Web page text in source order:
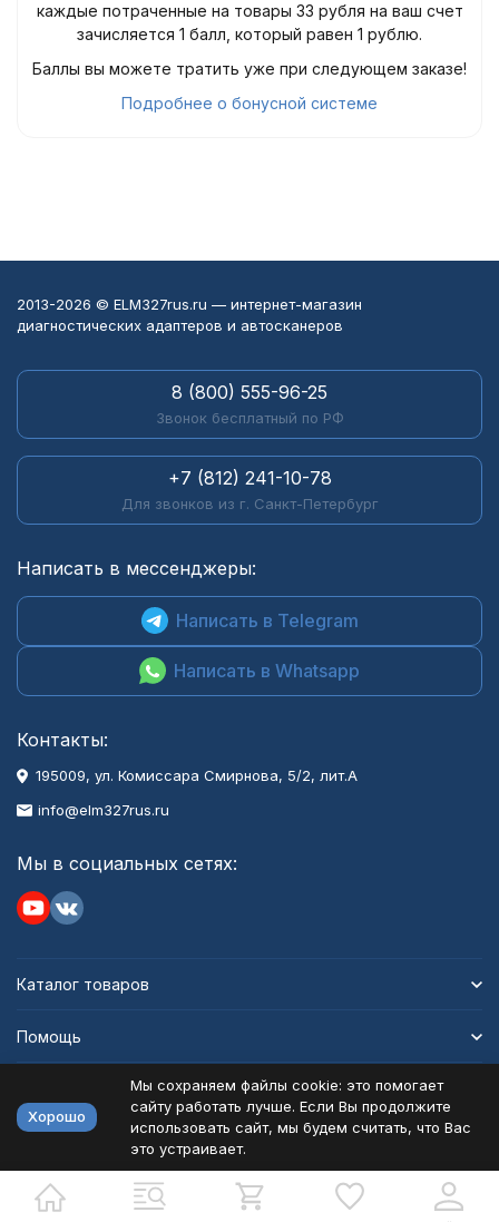
каждые потраченные на товары 33 рубля на ваш счет
зачисляется 1 балл, который равен 1 рублю.
Баллы вы можете тратить уже при следующем заказе!
Подробнее о бонусной системе
2013-2026 © ELM327rus.ru — интернет-магазин
диагностических адаптеров и автосканеров
8 (800) 555-96-25
Звонок бесплатный по РФ
+7 (812) 241-10-78
Для звонков из г. Санкт-Петербург
Написать в мессенджеры:
Написать в Telegram
Написать в Whatsapp
Контакты:
195009, ул. Комиссара Смирнова, 5/2, лит.А
info@elm327rus.ru
Мы в социальных сетях:
Каталог товаров
Помощь
Политика персональных данных
Разработано в bodysite.ru
Хорошо
Мы сохраняем файлы cookie: это помогает
сайту работать лучше. Если Вы продолжите
использовать сайт, мы будем считать, что Вас
это устраивает.